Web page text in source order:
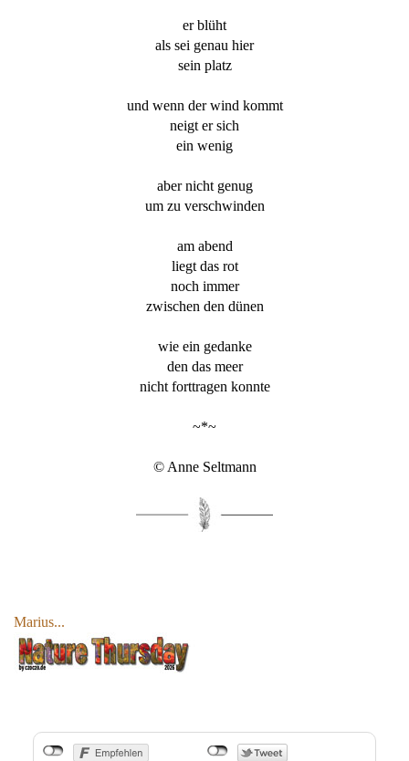
er blüht
als sei genau hier
sein platz
und wenn der wind kommt
neigt er sich
ein wenig
aber nicht genug
um zu verschwinden
am abend
liegt das rot
noch immer
zwischen den dünen
wie ein gedanke
den das meer
nicht forttragen konnte
~*~
© Anne Seltmann
Marius...